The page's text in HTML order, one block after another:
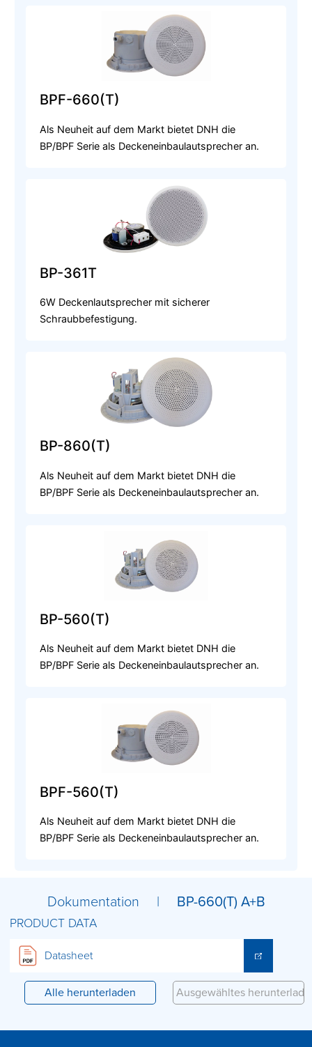
BPF-660(T)
Als Neuheit auf dem Markt bietet DNH die
BP/BPF Serie als Deckeneinbaulautsprecher an.
BP-361T
6W Deckenlautsprecher mit sicherer
Schraubbefestigung.
BP-860(T)
Als Neuheit auf dem Markt bietet DNH die
BP/BPF Serie als Deckeneinbaulautsprecher an.
BP-560(T)
Als Neuheit auf dem Markt bietet DNH die
BP/BPF Serie als Deckeneinbaulautsprecher an.
BPF-560(T)
Als Neuheit auf dem Markt bietet DNH die
BP/BPF Serie als Deckeneinbaulautsprecher an.
Dokumentation | BP-660(T) A+B
PRODUCT DATA
Datasheet